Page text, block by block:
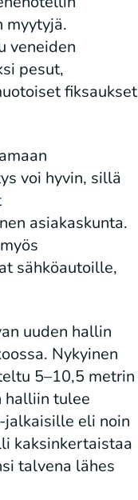
myytyjä.
veneiden
pesut,
fiksaukset
voi hyvin, sillä
asiakaskunta.
sähköautoille,
uuden hallin
Nykyinen
5–10,5 metrin
halliin tulee
jalkaisille eli noin
kaksinkertaistaa
talvena lähes